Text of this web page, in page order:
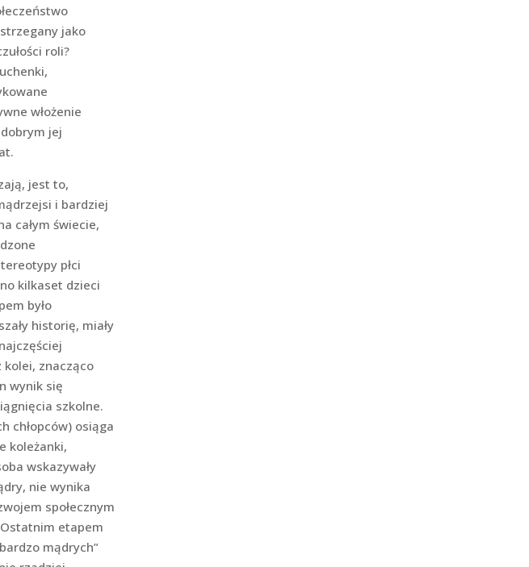
jako
roli?
włożenie
jej
jest to,
i bardziej
całym świecie,
płci
kilkaset dzieci
było
historię, miały
kolei, znacząco
wynik się
szkolne.
chłopców) osiąga
koleżanki,
wskazywały
nie wynika
społecznym
Ostatnim etapem
mądrych”